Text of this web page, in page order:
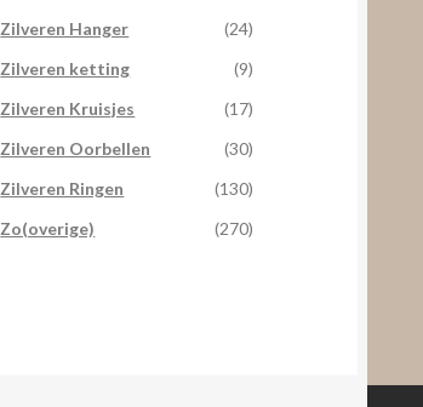
Zilveren Hanger
(24)
Zilveren ketting
(9)
Zilveren Kruisjes
(17)
Zilveren Oorbellen
(30)
Zilveren Ringen
(130)
Zo(overige)
(270)